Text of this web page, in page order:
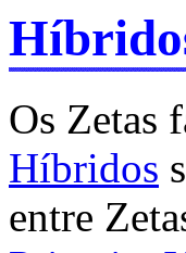
Os Zetas
Híbridos
entre